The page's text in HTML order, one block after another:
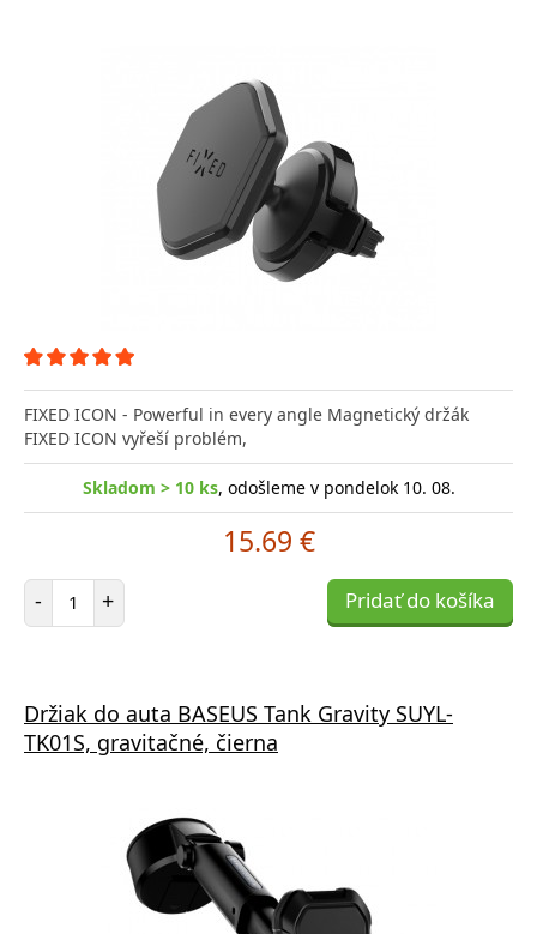
FIXED ICON - Powerful in every angle Magnetický držák
FIXED ICON vyřeší problém,
Skladom > 10 ks, odošleme v pondelok 10. 08.
15.69 €
- Počet položiek
+ Pridať do košíka
Držiak do auta BASEUS Tank Gravity SUYL-
TK01S, gravitačné, čierna